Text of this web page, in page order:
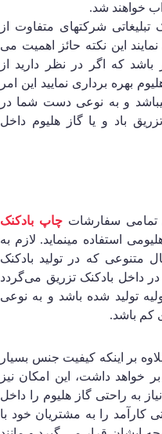
خواهند شد.
شرکتهای متفاوت از
این نکته حائز اهمیت می
که اگر در نظر دارید از
بهره برداری نمایید این امر
و به نوعی دست شما در
باد و یا گاز هلیوم داخل
تمامی سفارشات چاپ بادکنک
استفاده مینماید. لازم به
متنوعی که در تولید بادکنک
در داخل بادکنک تزریق می‌گردد
تولید شده باشد و به نوعی
کم باشد.
بر اینکه کیفیت جنس بسیار
خواهد داشت، این امکان نیز
به راحتی گاز هلیوم را داخل
کارآمد را به مشتریان خود با